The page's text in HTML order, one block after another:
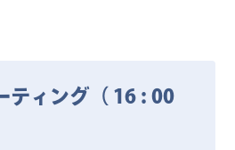
ティング（ 16 : 00